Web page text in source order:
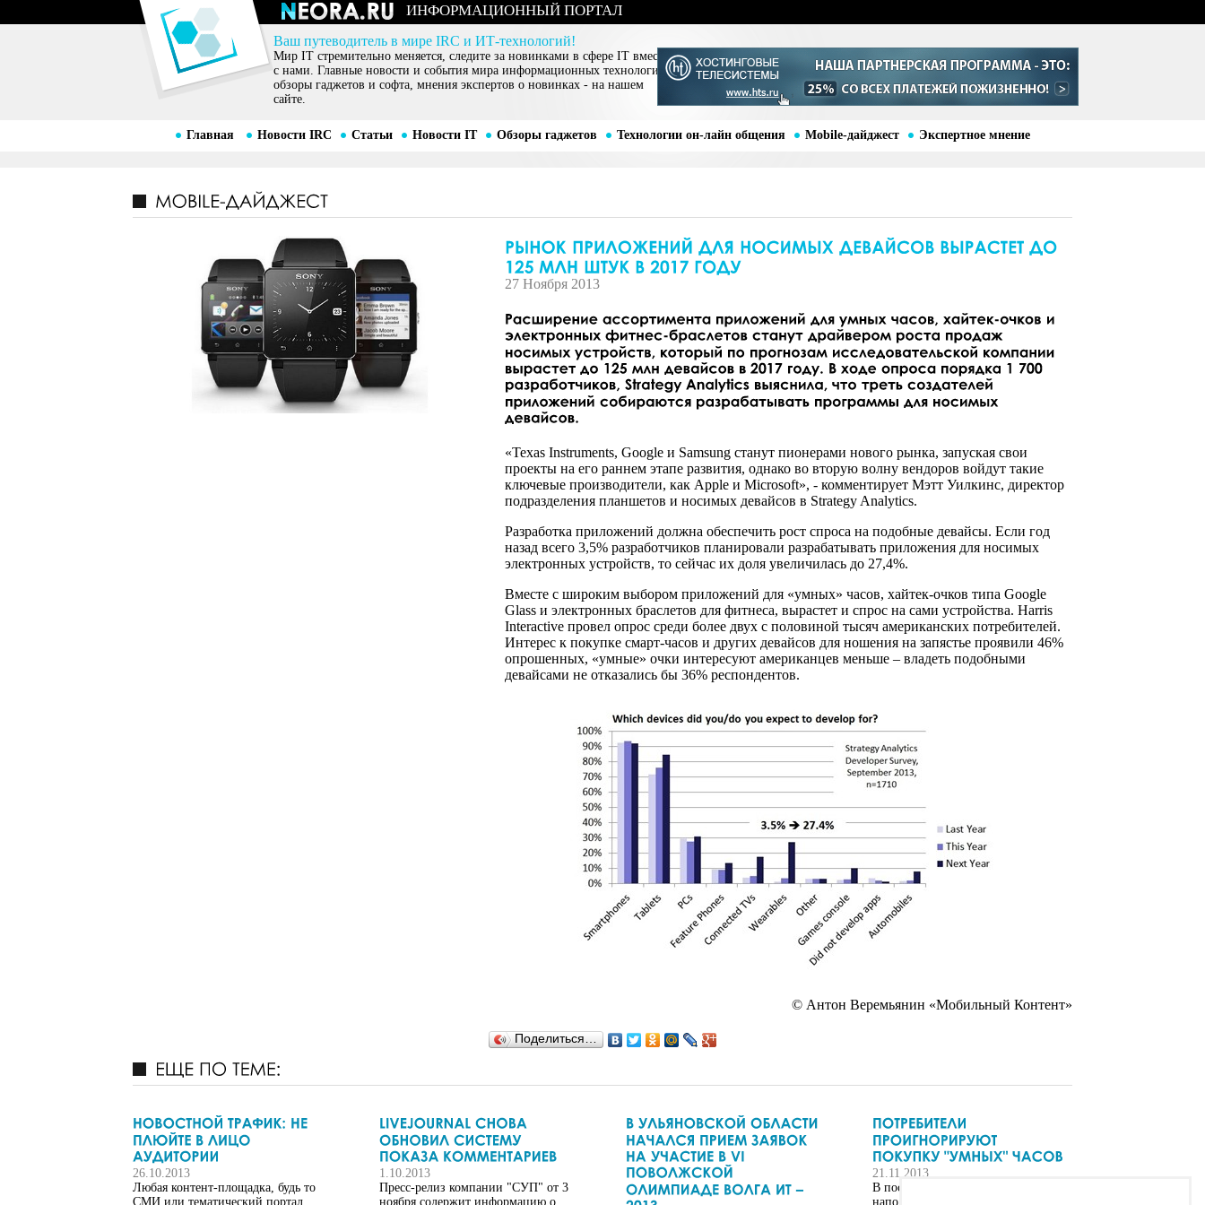
ИНФОРМАЦИОННЫЙ ПОРТАЛ
Ваш путеводитель в мире IRC и ИТ-технологий!
Мир IT стремительно меняется, следите за новинками в сфере IT вместе
с нами. Главные новости и события мира информационных технологий,
обзоры гаджетов и софта, мнения экспертов о новинках - на нашем
сайте.
Главная Новости IRC Статьи Новости IT Обзоры гаджетов Технологии он-лайн общения Mobile-дайджест Экспертное мнение
27 Ноября 2013
«Texas Instruments, Google и Samsung станут пионерами нового рынка, запуская свои
проекты на его раннем этапе развития, однако во вторую волну вендоров войдут такие
ключевые производители, как Apple и Microsoft», - комментирует Мэтт Уилкинс, директор
подразделения планшетов и носимых девайсов в Strategy Analytics.
Разработка приложений должна обеспечить рост спроса на подобные девайсы. Если год
назад всего 3,5% разработчиков планировали разрабатывать приложения для носимых
электронных устройств, то сейчас их доля увеличилась до 27,4%.
Вместе с широким выбором приложений для «умных» часов, хайтек-очков типа Google
Glass и электронных браслетов для фитнеса, вырастет и спрос на сами устройства. Harris
Interactive провел опрос среди более двух с половиной тысяч американских потребителей.
Интерес к покупке смарт-часов и других девайсов для ношения на запястье проявили 46%
опрошенных, «умные» очки интересуют американцев меньше – владеть подобными
девайсами не отказались бы 36% респондентов.
© Антон Веремьянин «Мобильный Контент»
Поделиться…
26.10.2013
Любая контент-площадка, будь то
CМИ или тематический портал,
1.10.2013
Пресс-релиз компании "СУП" от 3
ноября содержит информацию о
21.11.2013
В последнее время "умные" часы,
наподобие Samsung Galaxy Gear